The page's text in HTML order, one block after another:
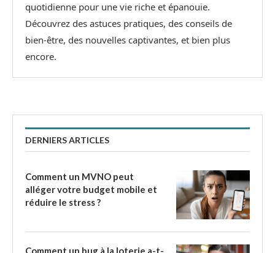
quotidienne pour une vie riche et épanouie.
Découvrez des astuces pratiques, des conseils de
bien-être, des nouvelles captivantes, et bien plus
encore.
DERNIERS ARTICLES
Comment un MVNO peut
alléger votre budget mobile et
réduire le stress ?
Comment un bug à la loterie a-t-